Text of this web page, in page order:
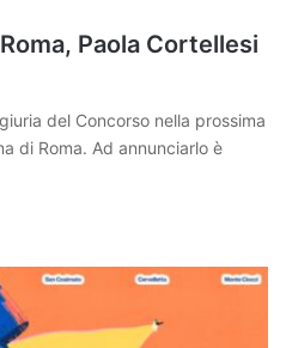
Paola Cortellesi
del Concorso nella prossima
di Roma. Ad annunciarlo è